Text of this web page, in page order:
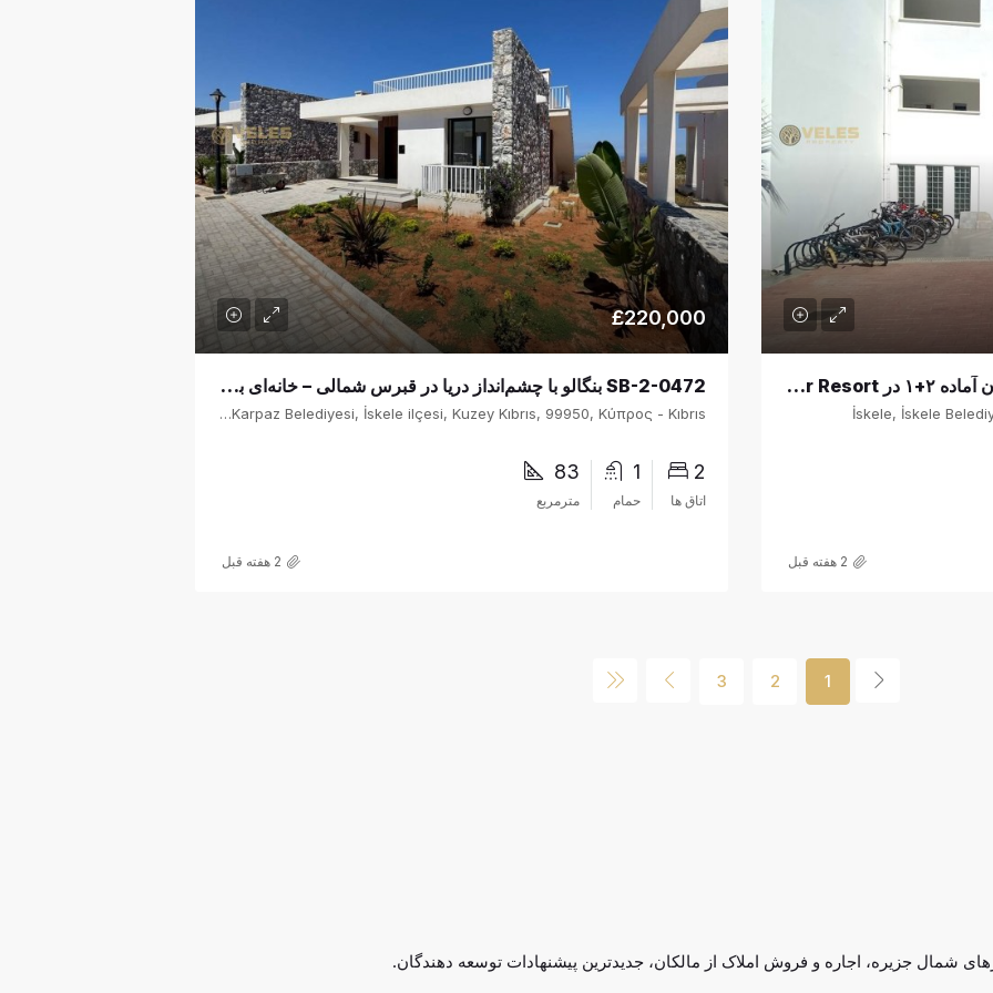
SA-2418 املاک قبرس شمالی: آپارتمان آماده ۲+۱ در Caesar Resort، ایسکله — سرمایه‌گذاری و زندگی در نزدیکی لانگ بیچ
İskele, İskele
2 هفته قبل
£220,000
SB-2-0472 بنگالو با چشم‌انداز دریا در قبرس شمالی – خانه‌ای با تراس پشت‌بام و زمین وسیع
Kalamia, Yenierenköy, Erenköy-Karpaz Belediyesi, İskele ilçesi, Kuzey Kıbrıs, 99950, Κύπρος - Kıbrıs
2
اتاق ها
1
حمام
83
مترمربع
2 هفته قبل
1
2
3
شمال جزیره، اجاره و فروش املاک از مالکان، جدیدترین پیشنهادات توسعه دهندگان.